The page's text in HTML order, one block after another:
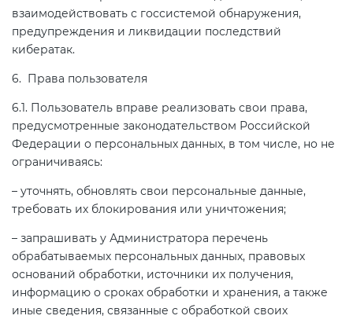
взаимодействовать с госсистемой обнаружения,
предупреждения и ликвидации последствий
кибератак.
6. Права пользователя
6.1. Пользователь вправе реализовать свои права,
предусмотренные законодательством Российской
Федерации о персональных данных, в том числе, но не
ограничиваясь:
– уточнять, обновлять свои персональные данные,
требовать их блокирования или уничтожения;
– запрашивать у Администратора перечень
обрабатываемых персональных данных, правовых
оснований обработки, источники их получения,
информацию о сроках обработки и хранения, а также
иные сведения, связанные с обработкой своих